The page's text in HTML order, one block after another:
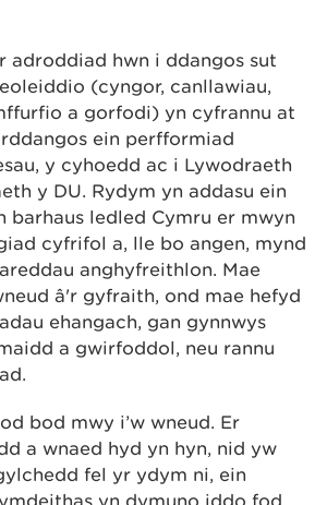
adroddiad hwn i ddangos sut
(cyngor, canllawiau,
a gorfodi) yn cyfrannu at
ein perfformiad
y cyhoedd ac i Lywodraeth
y DU. Rydym yn addasu ein
barhaus ledled Cymru er mwyn
cyfrifol a, lle bo angen, mynd
anghyfreithlon. Mae
â'r gyfraith, ond mae hefyd
ehangach, gan gynnwys
a gwirfoddol, neu rannu
bod mwy i’w wneud. Er
a wnaed hyd yn hyn, nid yw
fel yr ydym ni, ein
yn dymuno iddo fod.